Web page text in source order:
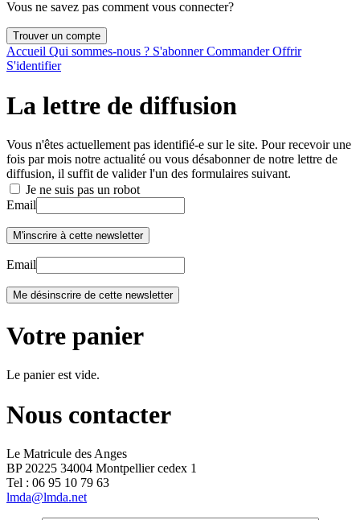
Vous ne savez pas comment vous connecter?
Accueil Qui sommes-nous ? S'abonnerCommanderOffrir
S'identifier
La lettre de diffusion
Vous n'êtes actuellement pas identifié-e sur le site. Pour recevoir une
fois par mois notre actualité ou vous désabonner de notre lettre de
diffusion, il suffit de valider l'un des formulaires suivant.
Je ne suis pas un robot
Email
Email
Votre panier
Le panier est vide.
Nous contacter
Le Matricule des Anges
BP 20225 34004 Montpellier cedex 1
Tel : ‭06 95 10 79 63
lmda@lmda.net